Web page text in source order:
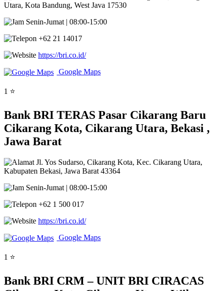
Utara, Kota Bandung, West Java 17530
Senin-Jumat | 08:00-15:00
+62 21 14017
https://bri.co.id/
Google Maps
1 ⭐
Bank BRI TERAS Pasar Cikarang Baru
Cikarang Kota, Cikarang Utara, Bekasi ,
Jawa Barat
Jl. Yos Sudarso, Cikarang Kota, Kec. Cikarang Utara,
Kabupaten Bekasi, Jawa Barat 43364
Senin-Jumat | 08:00-15:00
+62 1 500 017
https://bri.co.id/
Google Maps
1 ⭐
Bank BRI CRM – UNIT BRI CIRACAS